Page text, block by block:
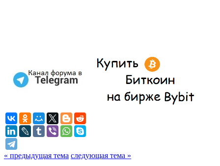
« предыдущая тема следующая тема »